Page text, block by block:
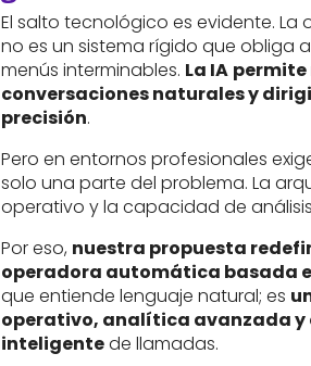
El salto tecnológico es evidente.
no es un sistema rígido que obliga
menús interminables. La IA
conversaciones naturales y
precisión.
Pero en entornos profesionales
solo una parte del problema. La
operativo y la capacidad de
Por eso, nuestra propuesta
operadora automática basada
que entiende lenguaje natural; es
operativo, analítica avanzada y
inteligentede llamadas.